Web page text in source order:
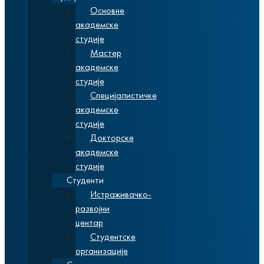
Основне
академске
студије
Мастер
академске
студије
Специјалистичке
академске
студије
Докторске
академске
студије
Студенти
Истраживачко-
развојни
центар
Студентске
организације